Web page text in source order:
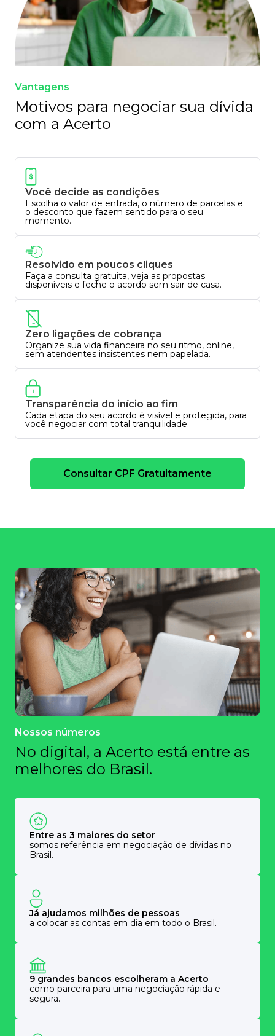
Você decide as condições
Escolha o valor de entrada, o número de parcelas e
o desconto que fazem sentido para o seu
momento.
Resolvido em poucos cliques
Faça a consulta gratuita, veja as propostas
disponíveis e feche o acordo sem sair de casa.
Zero ligações de cobrança
Organize sua vida financeira no seu ritmo, online,
sem atendentes insistentes nem papelada.
Transparência do início ao fim
Cada etapa do seu acordo é visível e protegida, para
você negociar com total tranquilidade.
Vantagens
Motivos para negociar sua dívida
com a Acerto
Consultar CPF Gratuitamente
Nossos números
No digital, a Acerto está entre as
melhores do Brasil.
Entre as 3 maiores do setor
somos referência em negociação de dívidas no
Brasil.
Já ajudamos milhões de pessoas
a colocar as contas em dia em todo o Brasil.
9 grandes bancos escolheram a Acerto
como parceira para uma negociação rápida e
segura.